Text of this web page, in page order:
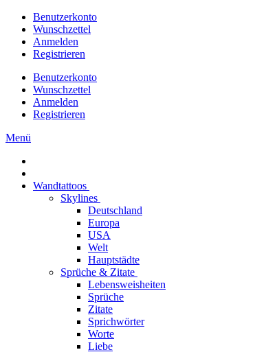
Benutzerkonto
Wunschzettel
Anmelden
Registrieren
Benutzerkonto
Wunschzettel
Anmelden
Registrieren
Menü
Wandtattoos
Skylines
Deutschland
Europa
USA
Welt
Hauptstädte
Sprüche & Zitate
Lebensweisheiten
Sprüche
Zitate
Sprichwörter
Worte
Liebe